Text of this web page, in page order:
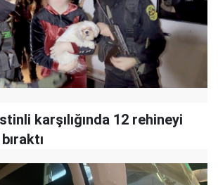
karşılığında 12 rehineyi